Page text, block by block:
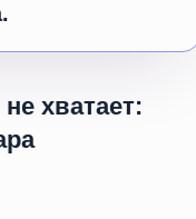
хватает: